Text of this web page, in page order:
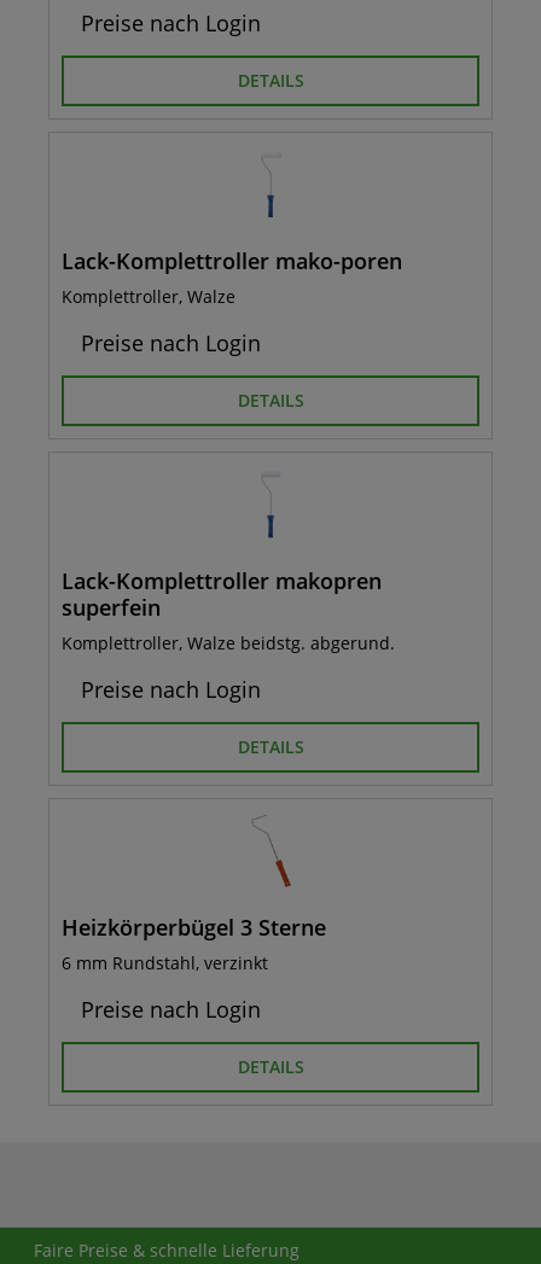
Preise nach Login
DETAILS
Lack-Komplettroller mako-poren
Komplettroller, Walze
Preise nach Login
DETAILS
Lack-Komplettroller makopren
superfein
Komplettroller, Walze beidstg. abgerund.
Preise nach Login
DETAILS
Heizkörperbügel 3 Sterne
6 mm Rundstahl, verzinkt
Preise nach Login
DETAILS
Faire Preise & schnelle Lieferung